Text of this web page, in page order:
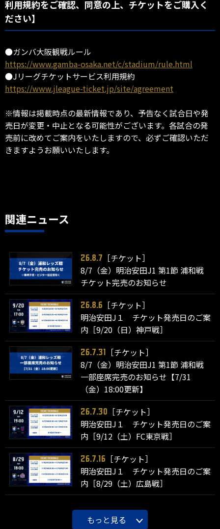
利用規約をご確認、同意の上、チケットをご購入く
ださい】
●ガンバ大阪観戦ルール
https://www.gamba-osaka.net/c/stadium/rule.html
●Jリーグチケットサービス利用規約
https://www.jleague-ticket.jp/site/agreement
※情報は掲載時点の最新情報であり、予告なく試合日や発
売日が変更・中止となる可能性がございます。各試合の発
売前に改めてご案内をいたしますので、必ずご確認いただ
きますようお願いいたします。
関連ニュース
26.8.7
［チケット］
8/7（金）明治安田J1 第1節 浦和戦
チケット完売のお知らせ
26.8.6
［チケット］
明治安田J１ チケット発売日のご案
内［9/20（日）神戸戦］
26.7.31
［チケット］
8/7（金）明治安田J1 第1節 浦和戦
一部座席完売のお知らせ【7/31
（金）18:00更新】
26.7.30
［チケット］
明治安田J１ チケット発売日のご案
内［9/12（土）FC東京戦］
26.7.16
［チケット］
明治安田J１ チケット発売日のご案
内［8/29（土）広島戦］
もっと見る